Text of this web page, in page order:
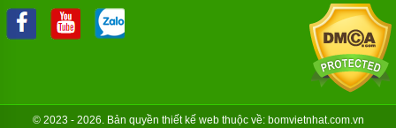
© 2023 - 2026. Bản quyền thiết kế webthuộc về: bomvietnhat.com.vn